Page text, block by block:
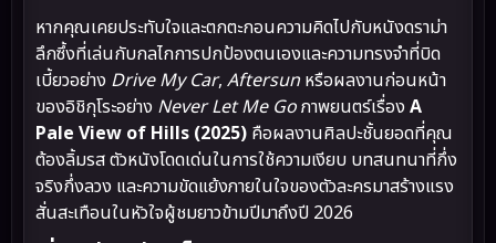
หากคุณเคยประทับใจและตกตะกอนความคิดไปกับหนังดราม่า
ลึกซึ้งที่เล่นกับกลไกการปกป้องตนเองและความทรงจำที่บิด
เบี้ยวอย่าง Drive My Car, Aftersunหรือผลงานก่อนหน้า
ของอิชิกุโระอย่าง Never Let Me Goภาพยนตร์เรื่อง A
Pale View of Hills (2025) คือผลงานศิลปะชั้นยอดที่คุณ
ต้องลิ้มรส ตัวหนังโดดเด่นในการใช้ความเงียบ บทสนทนาที่กึ่ง
จริงกึ่งลวง และความขัดแย้งภายในใจของตัวละครมาสร้างแรง
สั่นสะเทือนในหัวใจผู้ชมยาวข้ามปีมาถึงปี 2026